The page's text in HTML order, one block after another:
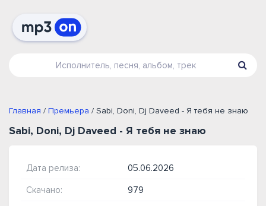
Главная / Премьера / Sabi, Doni, Dj Daveed - Я тебя не знаю
Sabi, Doni, Dj Daveed - Я тебя не знаю
Дата релиза: 05.06.2026
Скачано: 979